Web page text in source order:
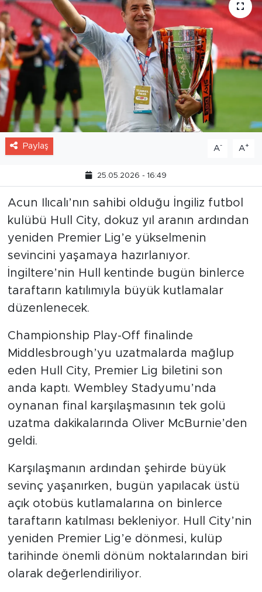
Paylaş A- A+
25.05.2026 - 16:49
Acun Ilıcalı’nın sahibi olduğu İngiliz futbol
kulübü Hull City, dokuz yıl aranın ardından
yeniden Premier Lig’e yükselmenin
sevincini yaşamaya hazırlanıyor.
İngiltere’nin Hull kentinde bugün binlerce
taraftarın katılımıyla büyük kutlamalar
düzenlenecek.
Championship Play-Off finalinde
Middlesbrough’yu uzatmalarda mağlup
eden Hull City, Premier Lig biletini son
anda kaptı. Wembley Stadyumu’nda
oynanan final karşılaşmasının tek golü
uzatma dakikalarında Oliver McBurnie’den
geldi.
Karşılaşmanın ardından şehirde büyük
sevinç yaşanırken, bugün yapılacak üstü
açık otobüs kutlamalarına on binlerce
taraftarın katılması bekleniyor. Hull City’nin
yeniden Premier Lig’e dönmesi, kulüp
tarihinde önemli dönüm noktalarından biri
olarak değerlendiriliyor.